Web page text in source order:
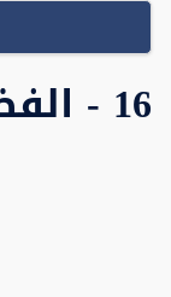
16 - الفضيل بن عياض